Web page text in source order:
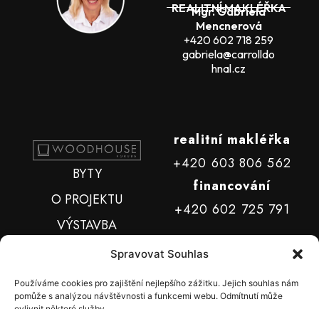
Spravovat Souhlas
Používáme cookies pro zajištění nejlepšího zážitku. Jejich souhlas nám
pomůže s analýzou návštěvnosti a funkcemi webu. Odmítnutí může
REALITNÍ MAKLÉŘKA
Mgr. Gabriela
Mencnerová
+420602 718 259
gabriela@carrolldo
hnal.cz
BYTY
O PROJEKTU
VÝSTAVBA
LOKALITA
FINANCOVÁNÍ
KONTAKTY
realitní makléřka
+420 603 806 562
financování
+420 602 725 791